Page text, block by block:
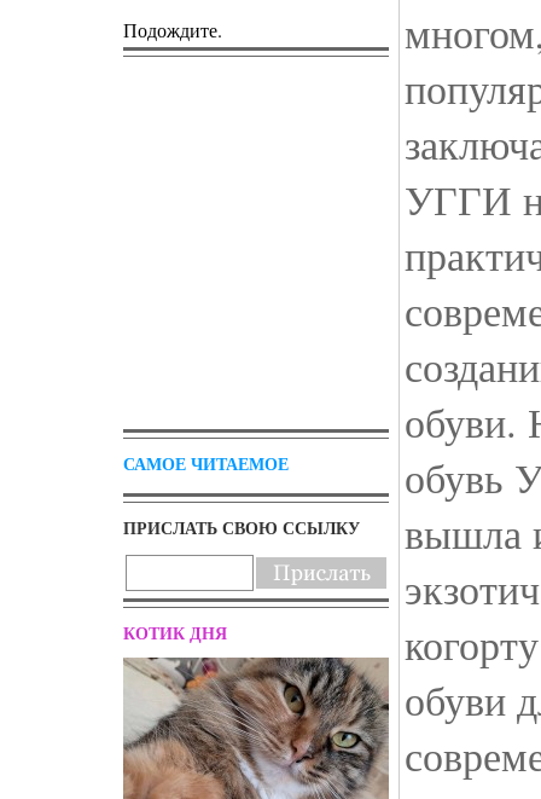
Подождите.
САМОЕ ЧИТАЕМОЕ
ПРИСЛАТЬ СВОЮ ССЫЛКУ
КОТИК ДНЯ
УГГИ
обуви.
обувь
вышла
обуви